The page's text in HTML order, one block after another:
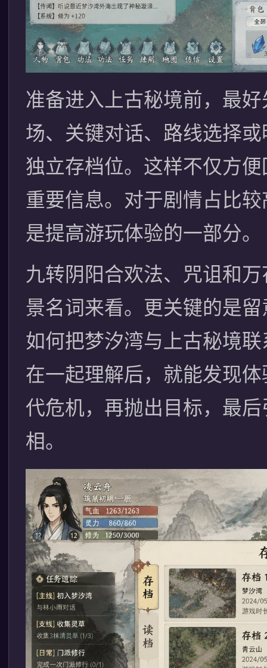
准备进入上古秘境前，最
场、关键对话、路线选择
独立存档位。这样不仅方
重要信息。对于剧情占比
是提高游玩体验的一部分。
九转阴阳合欢法、咒诅和
景名词来看。更关键的是
如何把梦汐湾与上古秘境
在一起理解后，就能发现
代危机，再抛出目标，最
相。